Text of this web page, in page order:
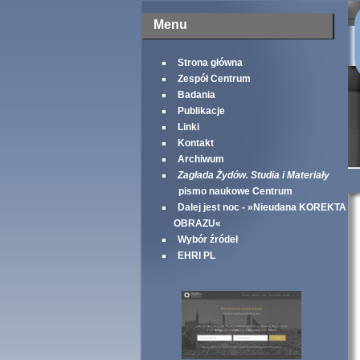
Menu
Strona główna
Zespół Centrum
Badania
Publikacje
Linki
Kontakt
Archiwum
Zagłada Żydów. Studia i Materiały
pismo naukowe Centrum
Dalej jest noc - »Nieudana KOREKTA
OBRAZU«
Wybór źródeł
EHRI PL